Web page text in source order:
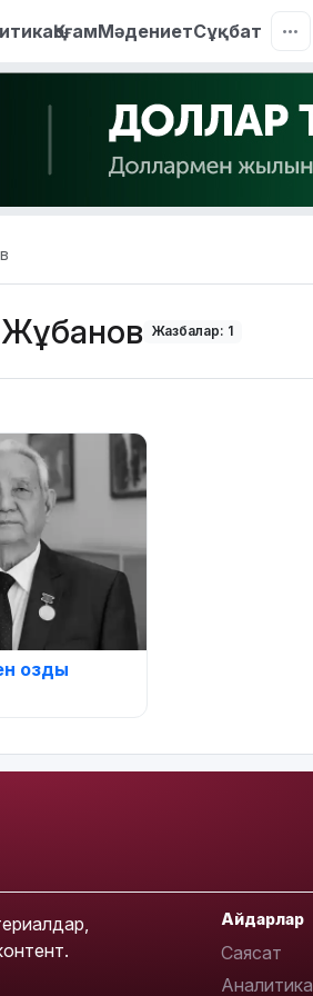
ҚоғамМәдениетСұқбат
Жұбанов Жазбалар: 1
озды
Айдарлар
Саясат
Аналитика